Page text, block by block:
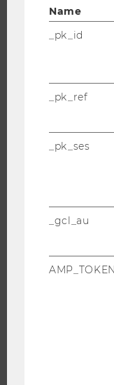
INFORMATIONEN
ANGEBOTE FÜR
FORSCHUNG
ORGANISATION DER
Name
_pk_id
_pk_ref
_pk_ses
_gcl_au
AMP_TOKEN